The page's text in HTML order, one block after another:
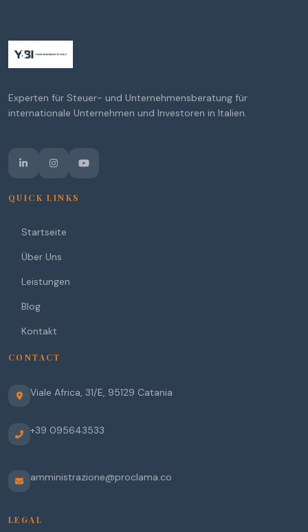
Experten für Steuer- und Unternehmensberatung für
internationale Unternehmen und Investoren in Italien.
QUICK LINKS
Startseite
Über Uns
Leistungen
Blog
Kontakt
CONTACT
Viale Africa, 31/E, 95129 Catania
+39 095643533
amministrazione@proclama.co
LEGAL